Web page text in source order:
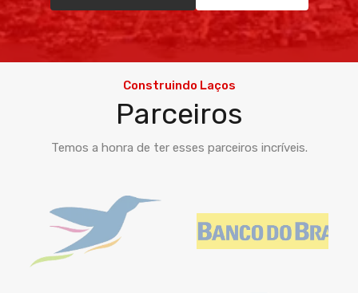
Construindo Laços
Parceiros
Temos a honra de ter esses parceiros incríveis.